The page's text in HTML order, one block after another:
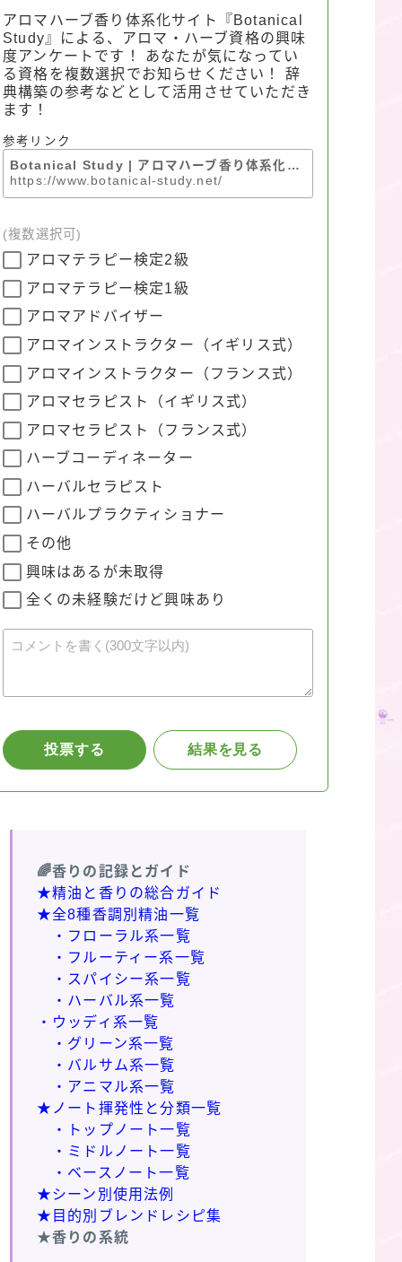
🌈香りの記録とガイド
★精油と香りの総合ガイド
★全8種香調別精油一覧
・フローラル系一覧
・フルーティー系一覧
・スパイシー系一覧
・ハーバル系一覧
・ウッディ系一覧
・グリーン系一覧
・バルサム系一覧
・アニマル系一覧
★ノート揮発性と分類一覧
・トップノート一覧
・ミドルノート一覧
・ベースノート一覧
★シーン別使用法例
★目的別ブレンドレシピ集
★香りの系統